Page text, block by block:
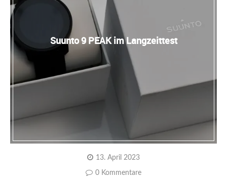
Suunto 9 PEAK im Langzeittest
13. April 2023
0 Kommentare